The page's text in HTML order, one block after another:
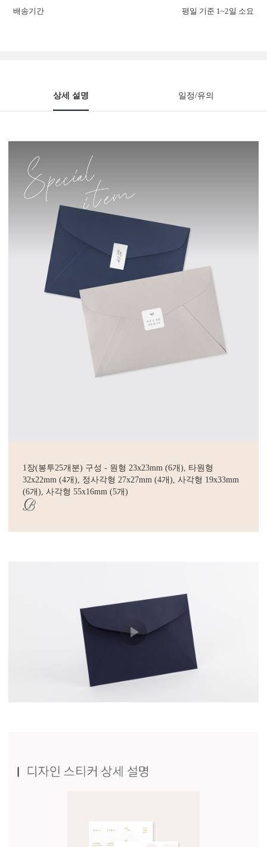
배송기간 평일 기준 1~2일 소요
상세 설명 일정/유의
1장(봉투25개분) 구성 - 원형 23x23mm (6개), 타원형
32x22mm (4개), 정사각형 27x27mm (4개), 사각형 19x33mm
(6개), 사각형 55x16mm (5개)